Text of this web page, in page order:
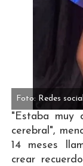
Foto: Redes
"Estaba muy
cerebral",
14 meses
crear